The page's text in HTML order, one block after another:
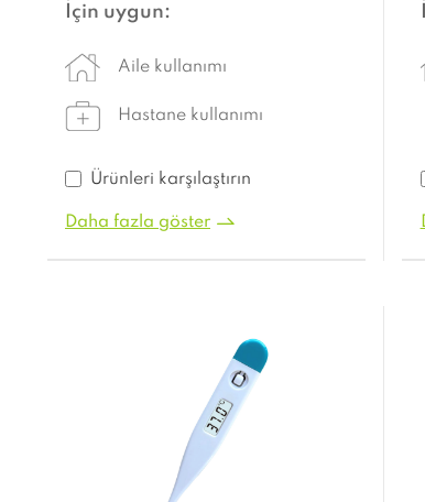
şekeri monitörü için test şeridi
İçin uygun:
Aile kullanımı
Hastane kullanımı
Ürünleri karşılaştırın
Daha fazla göster